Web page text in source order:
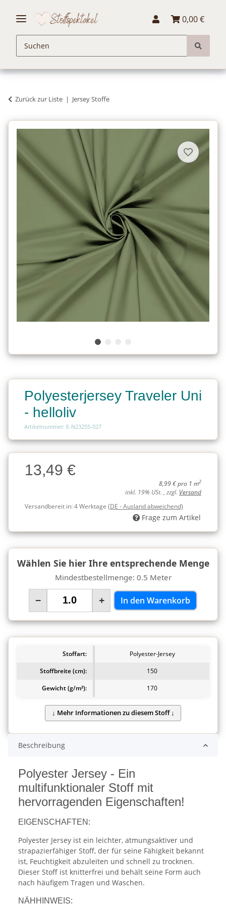
0,00 €
Zurück zur Liste Jersey Stoffe
Polyesterjersey Traveler Uni
- helloliv
Artikelnummer: E-N23255-027
Charge
Charge13,49 €
8,99 € pro 1 m2
inkl. 19% USt. , zzgl. Versand
Versandbereit in:4 Werktage (DE - Ausland abweichend)
Frage zum Artikel
Wählen Sie hier Ihre entsprechende Menge
Mindestbestellmenge: 0.5 Meter
− + In den Warenkorb
Stoffart:
Polyester-Jersey
Stoffbreite (cm):
150
Gewicht (g/m²):
170
Beschreibung
Polyester Jersey - Ein
multifunktionaler Stoff mit
hervorragenden Eigenschaften!
EIGENSCHAFTEN:
Polyester Jersey ist ein leichter, atmungsaktiver und
strapazierfähiger Stoff, der für seine Fähigkeit bekannt
ist, Feuchtigkeit abzuleiten und schnell zu trocknen.
Dieser Stoff ist knitterfrei und behält seine Form auch
nach häufigem Tragen und Waschen.
NÄHHINWEIS: